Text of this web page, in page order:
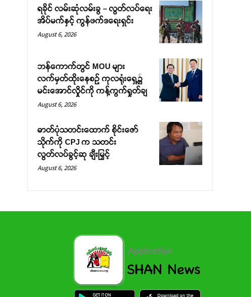
ရခိုင် လမ်းဆုံလမ်းခွ – လွတ်လပ်ရေး
အိပ်မက်နှင့် ကွန်ဖက်ဒရေးရှင်း
August 6, 2026
ဘန်ကောက်တွင် MOU များ
လက်မှတ်ထိုးနေစဉ် ကုလရုံးရှေ့၌
မင်းအောင်လှိုင်ကို ကန့်ကွက်ရှုတ်ချ
August 6, 2026
ဓာတ်ပုံသတင်းထောက် စိုင်းဇော်
သိုက်ကို CPJ က သတင်း
လွတ်လပ်ခွင့်ဆု ချီးမြှင့်
August 6, 2026